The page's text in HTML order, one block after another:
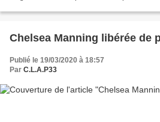
Chelsea Manning libérée de
Publié le 19/03/2020 à 18:57
Par C.L.A.P33